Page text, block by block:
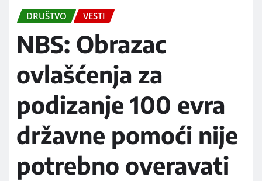
DRUŠTVO VESTI
NBS: Obrazac
ovlašćenja za
podizanje 100 evra
državne pomoći nije
potrebno overavati